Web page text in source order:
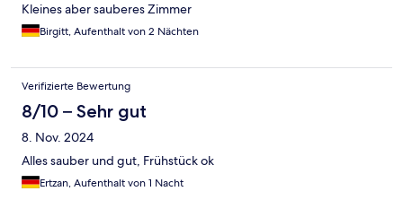
Kleines aber sauberes Zimmer
Birgitt, Aufenthalt von 2 Nächten
Verifizierte Bewertung
8/10 – Sehr gut
8. Nov. 2024
Alles sauber und gut, Frühstück ok
Ertzan, Aufenthalt von 1 Nacht